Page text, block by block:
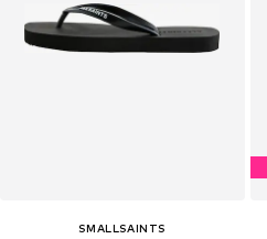
SMALLSAINTS